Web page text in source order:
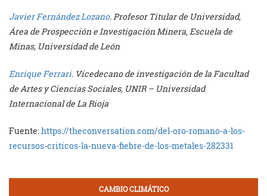
Javier Fernández Lozano. Profesor Titular de Universidad,
Área de Prospección e Investigación Minera, Escuela de
Minas, Universidad de León
Enrique Ferrari. Vicedecano de investigación de la Facultad
de Artes y Ciencias Sociales, UNIR – Universidad
Internacional de La Rioja
Fuente:https://theconversation.com/del-oro-romano-a-los-
recursos-criticos-la-nueva-fiebre-de-los-metales-282331
CAMBIO CLIMÁTICO